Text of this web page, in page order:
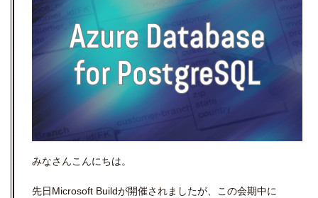
みなさんこんにちは。
先日Microsoft Buildが開催されましたが、この会期中に